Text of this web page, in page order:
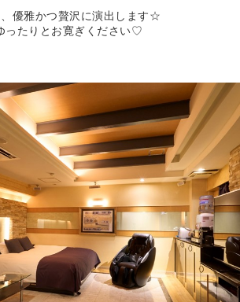
優雅かつ贅沢に演出します☆
ったりとお寛ぎください♡